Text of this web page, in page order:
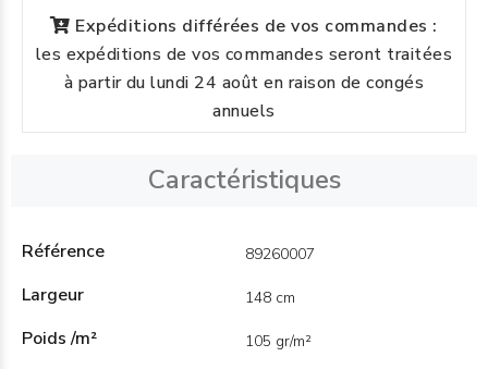
Expéditions différées de vos commandes :
les expéditions de vos commandes seront traitées
à partir du lundi 24 août en raison de congés
annuels
Caractéristiques
Référence 89260007
Largeur 148 cm
Poids /m² 105 gr/m²